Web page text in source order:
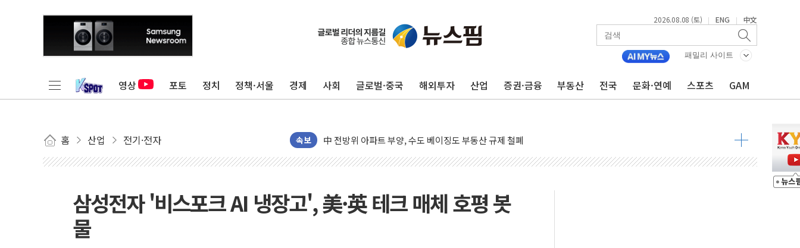
2026.08.08 (토) | ENG | 中文
패밀리 사이트
영상 포토 정치 정책·서울 경제 사회 글로벌·중국 해외투자 산업 증권·금융 부동산 전국 문화·연예 스포츠 GAM
홈 산업 전기·전자 속보
동해중부 전 해상 풍랑주의보…10일까지 최대 3.5m 높은 물결
연일 폭염에 온열질환 사망 23명…정부, 비상대응기구 가동
인제 용대리 계곡서 수위 상승으로 피서객 7명 고립…전원 구조
동해시, 11~14일 '별똥별 멍' 운영…페르세우스 유성우 관측
청양 밭에서 일하던 90대 숨져…온열질환 여부 조사
폭염에 車 운전면허 기능시험 오전 집중 편성…체감온도 38도 넘으면 중단
삼성전자 '비스포크 AI 냉장고', 美·英 테크 매체 호평 봇
물